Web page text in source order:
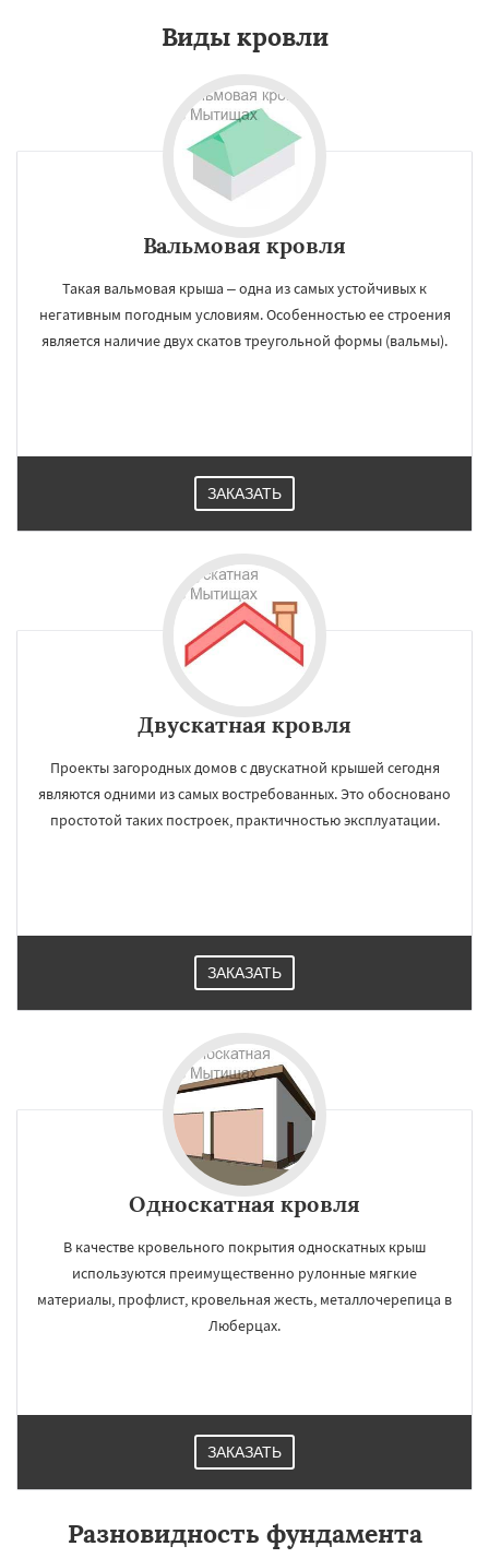
регионам
Ногинск Одинцово
Озеры Орехово-Зуево
Пущино Раменское
Рузф Сергиев Посад
Купавна
Фрязино Химки
Черноголовка
Шатура
Бобров Богородское
Большие Вяземы Быково Вербилки
Восход
Виды кровли
Вальмовая кровля
Такая вальмовая крыша – одна из самых устойчивых к
негативным погодным условиям. Особенностью ее строения
является наличие двух скатов треугольной формы (вальмы).
ЗАКАЗАТЬ
Двускатная кровля
Проекты загородных домов с двускатной крышей сегодня
являются одними из самых востребованных. Это обосновано
простотой таких построек, практичностью эксплуатации.
ЗАКАЗАТЬ
Односкатная кровля
В качестве кровельного покрытия односкатных крыш
используются преимущественно рулонные мягкие
материалы, профлист, кровельная жесть, металлочерепица в
Люберцах.
ЗАКАЗАТЬ
Разновидность фундамента
Даю согласие на обработку персональных данных